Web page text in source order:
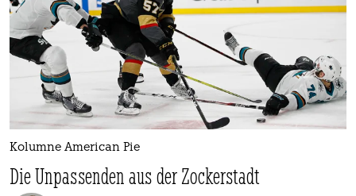
Kolumne American Pie
Die Unpassenden aus der Zockerstadt